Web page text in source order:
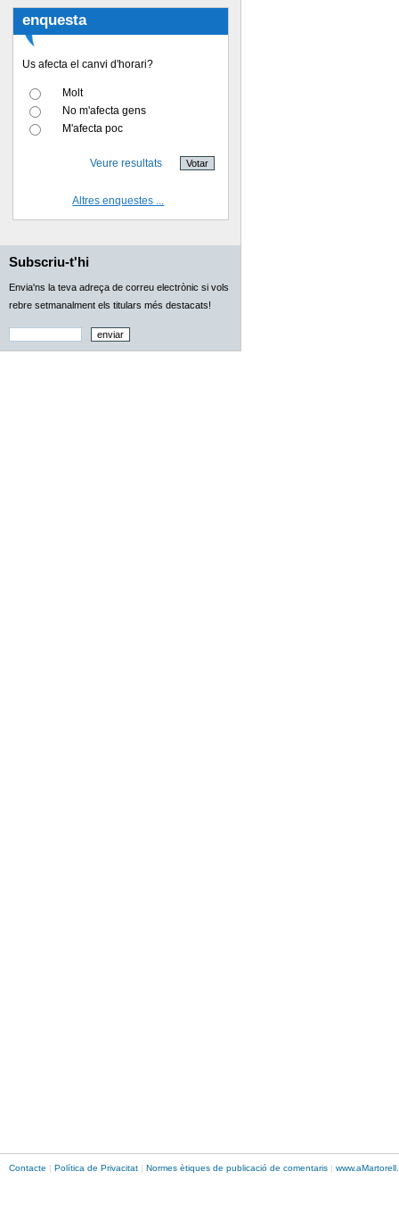
enquesta
Us afecta el canvi d'horari?
Molt
No m'afecta gens
M'afecta poc
Veure resultats
Altres enquestes ...
Subscriu-t'hi
Envia'ns la teva adreça de correu electrònic si vols
rebre setmanalment els titulars més destacats!
Contacte | Política de Privacitat | Normes ètiques de publicació de comentaris | www.aMartorell